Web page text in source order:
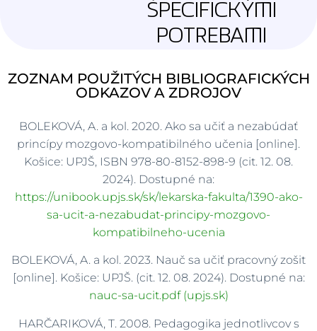
ŠPECIFICKÝMI
POTREBAMI
ZOZNAM POUŽITÝCH BIBLIOGRAFICKÝCH
ODKAZOV A ZDROJOV
BOLEKOVÁ, A. a kol. 2020. Ako sa učiť a nezabúdať
princípy mozgovo-kompatibilného učenia [online].
Košice: UPJŠ, ISBN 978-80-8152-898-9 (cit. 12. 08.
2024). Dostupné na:
https://unibook.upjs.sk/sk/lekarska-fakulta/1390-ako-
sa-ucit-a-nezabudat-principy-mozgovo-
kompatibilneho-ucenia
BOLEKOVÁ, A. a kol. 2023. Nauč sa učiť pracovný zošit
[online]. Košice: UPJŠ. (cit. 12. 08. 2024). Dostupné na:
nauc-sa-ucit.pdf (upjs.sk)
HARČARIKOVÁ, T. 2008. Pedagogika jednotlivcov s